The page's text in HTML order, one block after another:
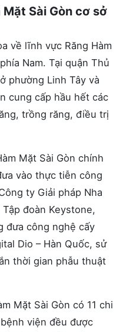
Sài Gòn cơ sở
về lĩnh vực Răng Hàm
Nam. Tại quận Thủ
phường Linh Tây và
cung cấp hầu hết các
trồng răng, điều trị
Mặt Sài Gòn chính
vào thực tiễn công
ty Giải pháp Nha
đoàn Keystone,
đưa công nghệ cấy
Dio – Hàn Quốc, sử
thời gian phẫu thuật
Mặt Sài Gòn có 11 chi
viện đều được